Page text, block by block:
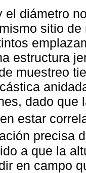
el diámetro
sitio
estructura
muestreo
dado que
estar
precisa
a que la
en campo